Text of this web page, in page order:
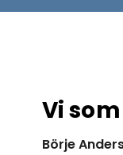
Vi
Börje